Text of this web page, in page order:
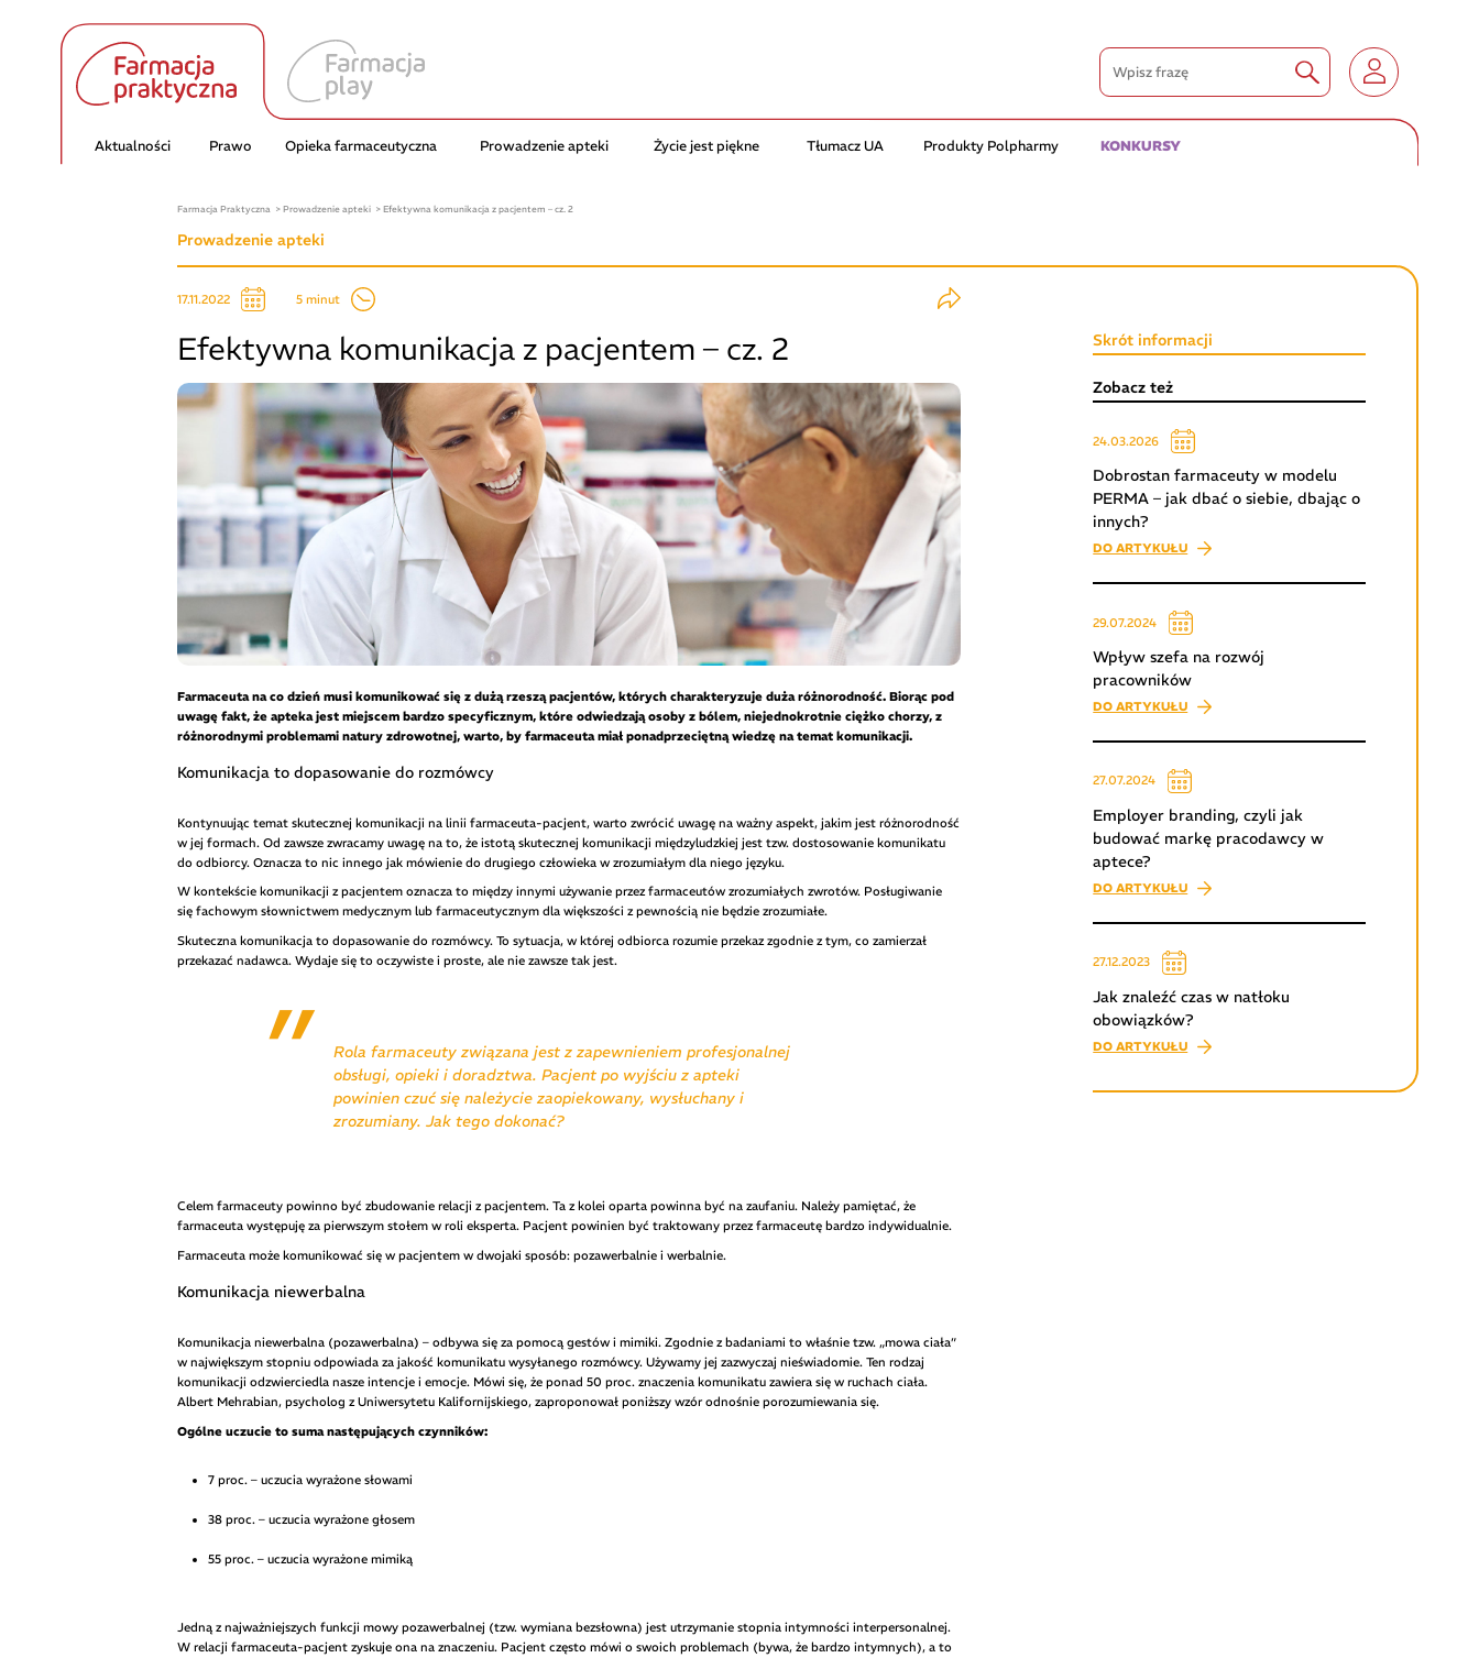
Aktualności Prawo Opieka farmaceutyczna Prowadzenie apteki Życie jest piękne Tłumacz UA Produkty Polpharmy KONKURSY
Farmacja Praktyczna Prowadzenie apteki Efektywna komunikacja z pacjentem – cz. 2
Prowadzenie apteki
17.11.2022 5 minut
Efektywna komunikacja z pacjentem – cz. 2
Farmaceuta na co dzień musi komunikować się z dużą rzeszą pacjentów, których charakteryzuje duża różnorodność. Biorąc pod
uwagę fakt, że apteka jest miejscem bardzo specyficznym, które odwiedzają osoby z bólem, niejednokrotnie ciężko chorzy, z
różnorodnymi problemami natury zdrowotnej, warto, by farmaceuta miał ponadprzeciętną wiedzę na temat komunikacji.
Komunikacja to dopasowanie do rozmówcy
Kontynuując temat skutecznej komunikacji na linii farmaceuta-pacjent, warto zwrócić uwagę na ważny aspekt, jakim jest różnorodność
w jej formach. Od zawsze zwracamy uwagę na to, że istotą skutecznej komunikacji międzyludzkiej jest tzw. dostosowanie komunikatu
do odbiorcy. Oznacza to nic innego jak mówienie do drugiego człowieka w zrozumiałym dla niego języku.
W kontekście komunikacji z pacjentem oznacza to między innymi używanie przez farmaceutów zrozumiałych zwrotów. Posługiwanie
się fachowym słownictwem medycznym lub farmaceutycznym dla większości z pewnością nie będzie zrozumiałe.
Skuteczna komunikacja to dopasowanie do rozmówcy. To sytuacja, w której odbiorca rozumie przekaz zgodnie z tym, co zamierzał
przekazać nadawca. Wydaje się to oczywiste i proste, ale nie zawsze tak jest.
Rola farmaceuty związana jest z zapewnieniem profesjonalnej
obsługi, opieki i doradztwa. Pacjent po wyjściu z apteki
powinien czuć się należycie zaopiekowany, wysłuchany i
zrozumiany. Jak tego dokonać?
Celem farmaceuty powinno być zbudowanie relacji z pacjentem. Ta z kolei oparta powinna być na zaufaniu. Należy pamiętać, że
farmaceuta występuję za pierwszym stołem w roli eksperta. Pacjent powinien być traktowany przez farmaceutę bardzo indywidualnie.
Farmaceuta może komunikować się w pacjentem w dwojaki sposób: pozawerbalnie i werbalnie.
Komunikacja niewerbalna
Komunikacja niewerbalna (pozawerbalna) – odbywa się za pomocą gestów i mimiki. Zgodnie z badaniami to właśnie tzw. „mowa ciała”
w największym stopniu odpowiada za jakość komunikatu wysyłanego rozmówcy. Używamy jej zazwyczaj nieświadomie. Ten rodzaj
komunikacji odzwierciedla nasze intencje i emocje. Mówi się, że ponad 50 proc. znaczenia komunikatu zawiera się w ruchach ciała.
Albert Mehrabian, psycholog z Uniwersytetu Kalifornijskiego, zaproponował poniższy wzór odnośnie porozumiewania się.
Ogólne uczucie to suma następujących czynników:
7 proc. – uczucia wyrażone słowami
38 proc. – uczucia wyrażone głosem
55 proc. – uczucia wyrażone mimiką
Jedną z najważniejszych funkcji mowy pozawerbalnej (tzw. wymiana bezsłowna) jest utrzymanie stopnia intymności interpersonalnej.
W relacji farmaceuta-pacjent zyskuje ona na znaczeniu. Pacjent często mówi o swoich problemach (bywa, że bardzo intymnych), a to
Skrót informacji
Zobacz też
24.03.2026
Dobrostan farmaceuty w modelu
PERMA – jak dbać o siebie, dbając o
innych?
DO ARTYKUŁU
29.07.2024
Wpływ szefa na rozwój
pracowników
DO ARTYKUŁU
27.07.2024
Employer branding, czyli jak
budować markę pracodawcy w
aptece?
DO ARTYKUŁU
27.12.2023
Jak znaleźć czas w natłoku
obowiązków?
DO ARTYKUŁU